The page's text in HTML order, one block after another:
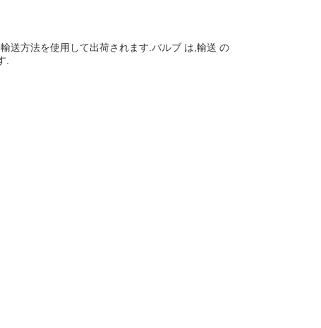
送方法を使用して出荷されます.バルブ は,輸送 の
.